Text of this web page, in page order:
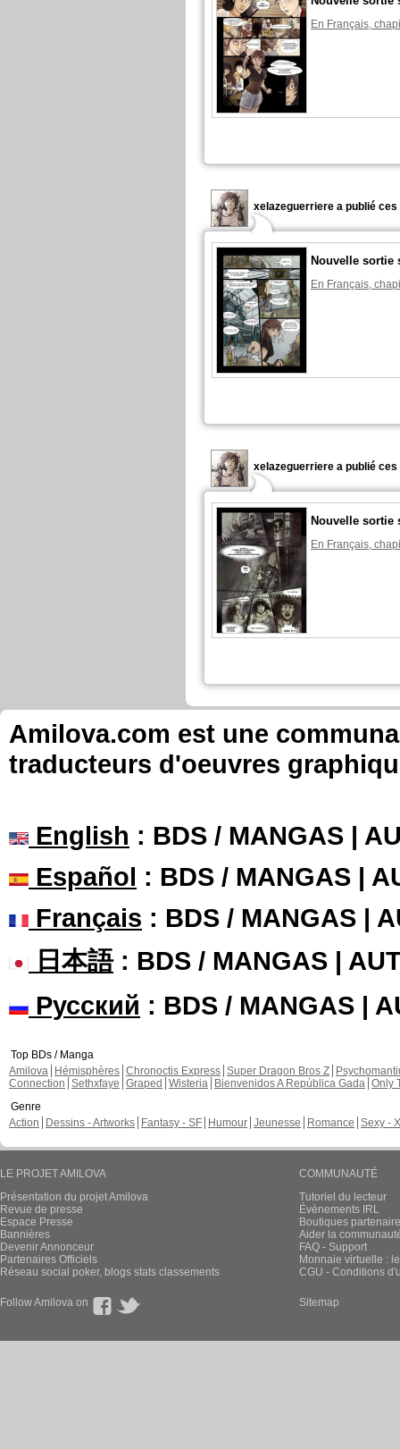
En Français,
xelazeguerriere a publié ces
Nouvelle sortie
En Français,
xelazeguerriere a publié ces
Nouvelle sortie
En Français,
Amilova.com est une
traducteurs d'oeuvres
English : BDS / MANGAS |
Español : BDS / MANGAS |
Français : BDS / MANGAS |
日本語: BDS / MANGAS |
Русский : BDS / MANGAS |
Top BDs / Manga
Amilova
Hémisphères Chronoctis Express Super Dragon Bros Z
Connection Sethxfaye Graped Wisteria Bienvenidos A República Gada Only
Genre
Action
Dessins - Artworks Fantasy - SF Humour Jeunesse Romance Sexy -
LE PROJET AMILOVA
Présentation du projet Amilova
Revue de presse
Espace Presse
Bannières
Devenir Annonceur
Partenaires Officiels
Réseau social poker, blogs stats classements
COMMUNAUTÉ
Tutoriel du lecteur
Évènements IRL
Boutiques
Aider la
FAQ - Support
Monnaie virtuelle :
CGU - Conditions
Follow Amilova on Sitemap